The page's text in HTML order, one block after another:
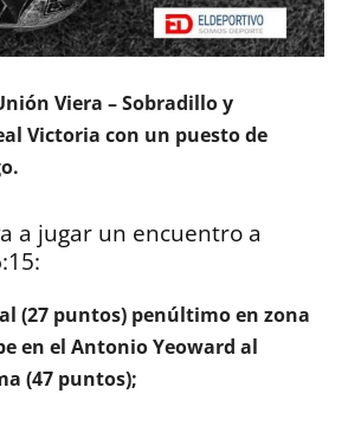
Viera – Sobradillo y
Victoria con un puesto de
a jugar un encuentro a
(27 puntos) penúltimo en zona
en el Antonio Yeoward al
(47 puntos);